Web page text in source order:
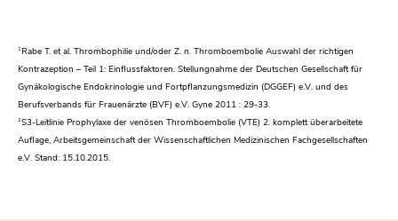
1Rabe T. et al. Thrombophilie und/oder Z. n. Thromboembolie Auswahl der richtigen
Kontrazeption – Teil 1: Einflussfaktoren. Stellungnahme der Deutschen Gesellschaft für
Gynäkologische Endokrinologie und Fortpflanzungsmedizin (DGGEF) e.V. und des
Berufsverbands für Frauenärzte (BVF) e.V. Gyne 2011 : 29-33.
2S3-Leitlinie Prophylaxe der venösen Thromboembolie (VTE) 2. komplett überarbeitete
Auflage, Arbeitsgemeinschaft der Wissenschaftlichen Medizinischen Fachgesellschaften
e.V. Stand: 15.10.2015.